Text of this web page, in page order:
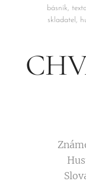
básník,
skladatel,